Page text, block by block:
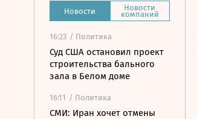
Новости Новости
компаний
16:23 / Политика
Суд США остановил проект
строительства бального
зала в Белом доме
16:11 / Политика
СМИ: Иран хочет отмены